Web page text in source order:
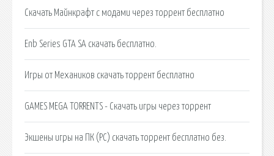
Скачать Майнкрафт с модами через торрент бесплатно
Enb Series GTA SA скачать бесплатно.
Игры от Механиков скачать торрент бесплатно
GAMES MEGA TORRENTS - Скачать игры через торрент
Экшены игры на ПК (PC) скачать торрент бесплатно без.